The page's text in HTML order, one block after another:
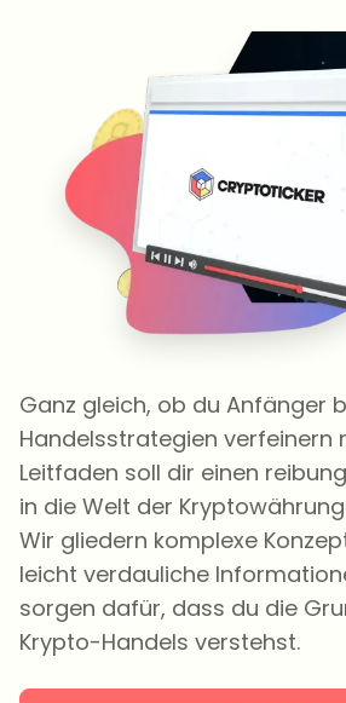
Ganz gleich, ob du Anfänger
Handelsstrategien verfeinern
Leitfaden soll dir einen
in die Welt der
Wir gliedern komplexe
leicht verdauliche
sorgen dafür, dass du die
Krypto-Handels verstehst.